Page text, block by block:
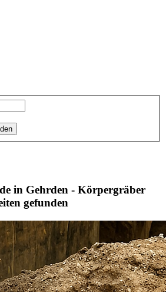
in Gehrden - Körpergräber
gefunden